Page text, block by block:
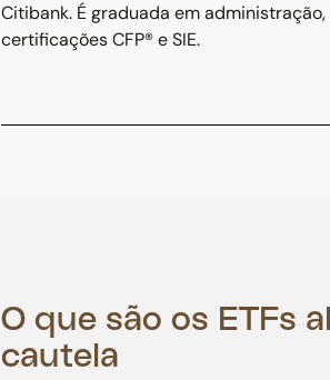
Citibank. É graduada em
certificações CFP® e SIE.
O que são os ETFs
cautela